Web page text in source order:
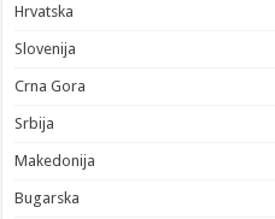
Hrvatska
Slovenija
Crna Gora
Srbija
Makedonija
Bugarska